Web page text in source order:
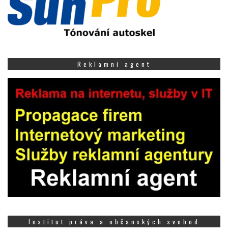
Reklamní agent
Institut práva a občanských svobod